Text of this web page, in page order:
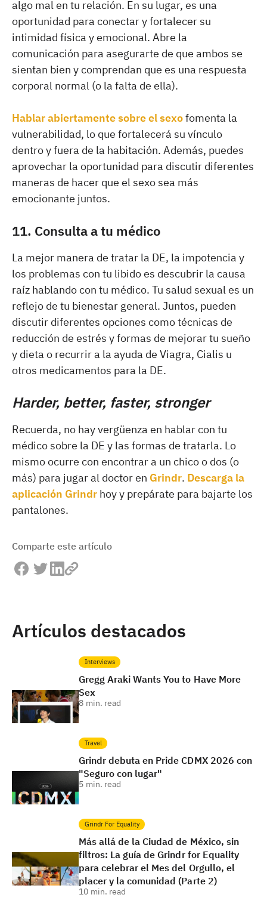
algo mal en tu relación. En su lugar, es una
oportunidad para conectar y fortalecer su
intimidad física y emocional. Abre la
comunicación para asegurarte de que ambos se
sientan bien y comprendan que es una respuesta
corporal normal (o la falta de ella).
Hablar abiertamente sobre el sexofomenta la
vulnerabilidad, lo que fortalecerá su vínculo
dentro y fuera de la habitación. Además, puedes
aprovechar la oportunidad para discutir diferentes
maneras de hacer que el sexo sea más
emocionante juntos.
11. Consulta a tu médico
La mejor manera de tratar la DE, la impotencia y
los problemas con tu libido es descubrir la causa
raíz hablando con tu médico. Tu salud sexual es un
reflejo de tu bienestar general. Juntos, pueden
discutir diferentes opciones como técnicas de
reducción de estrés y formas de mejorar tu sueño
y dieta o recurrir a la ayuda de Viagra, Cialis u
otros medicamentos para la DE.
Harder, better, faster, stronger
Recuerda, no hay vergüenza en hablar con tu
médico sobre la DE y las formas de tratarla. Lo
mismo ocurre con encontrar a un chico o dos (o
más) para jugar al doctor en Grindr. Descarga la
aplicación Grindr hoy y prepárate para bajarte los
pantalones.
Comparte este artículo
Artículos destacados
Interviews
Gregg Araki Wants You to Have More
Sex
8 min. read
Travel
Grindr debuta en Pride CDMX 2026 con
"Seguro con lugar"
5 min. read
Grindr For Equality
Más allá de la Ciudad de México, sin
filtros: La guía de Grindr for Equality
para celebrar el Mes del Orgullo, el
placer y la comunidad (Parte 2)
10 min. read